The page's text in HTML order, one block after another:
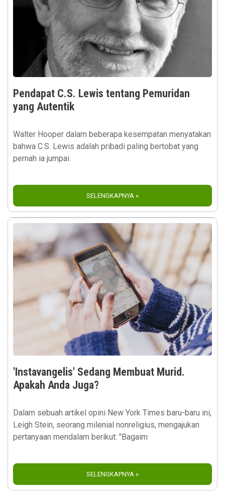
Pendapat C.S. Lewis tentang Pemuridan
yang Autentik
Walter Hooper dalam beberapa kesempatan menyatakan
bahwa C.S. Lewis adalah pribadi paling bertobat yang
pernah ia jumpai.
SELENGKAPNYA »
'Instavangelis' Sedang Membuat Murid.
Apakah Anda Juga?
Dalam sebuah artikel opini New York Times baru-baru ini,
Leigh Stein, seorang milenial nonreligius, mengajukan
pertanyaan mendalam berikut: "Bagaim
SELENGKAPNYA »